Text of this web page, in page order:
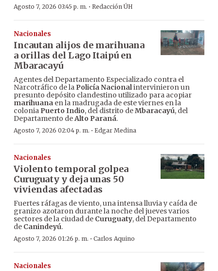
Agosto 7, 2026 03:45 p. m. · Redacción ÚH
Nacionales
Incautan alijos de marihuana
a orillas del Lago Itaipú en
Mbaracayú
Agentes del Departamento Especializado contra el
Narcotráfico de la Policía Nacionalintervinieron un
presunto depósito clandestino utilizado para acopiar
marihuana en la madrugada de este viernes en la
colonia Puerto Indio, del distrito deMbaracayú, del
Departamento deAlto Paraná.
Agosto 7, 2026 02:04 p. m. · Edgar Medina
Nacionales
Violento temporal golpea
Curuguaty y deja unas 50
viviendas afectadas
Fuertes ráfagas de viento, una intensa lluvia y caída de
granizo azotaron durante la noche del jueves varios
sectores de la ciudad de Curuguaty, del Departamento
de Canindeyú.
Agosto 7, 2026 01:26 p. m. · Carlos Aquino
Nacionales